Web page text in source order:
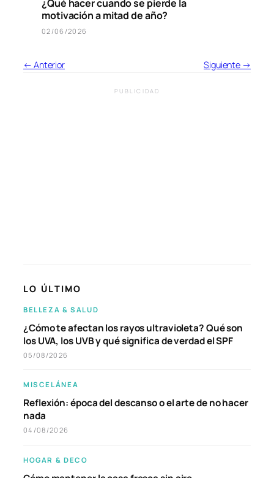
¿Qué hacer cuando se pierde la
motivación a mitad de año?
02/06/2026
← Anterior Siguiente →
PUBLICIDAD
LO ÚLTIMO
BELLEZA & SALUD
¿Cómo te afectan los rayos ultravioleta? Qué son
los UVA, los UVB y qué significa de verdad el SPF
05/08/2026
MISCELÁNEA
Reflexión: época del descanso o el arte de no hacer
nada
04/08/2026
HOGAR & DECO